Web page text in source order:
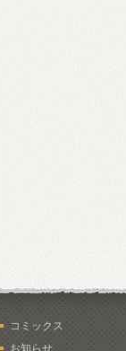
コミックス
お知らせ